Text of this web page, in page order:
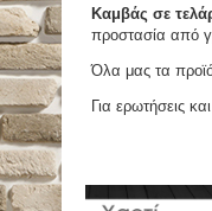
Καμβάς σε
προστασία από
Όλα μας τα
Για ερωτήσεις